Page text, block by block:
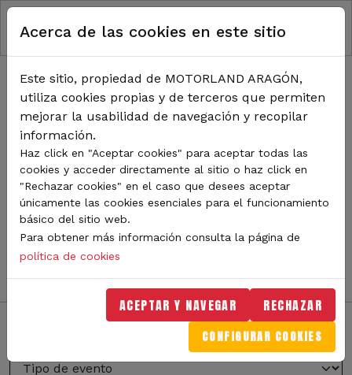
Pasar al contenido principal
RUTA DE NAVEGACIÓN
Inicio Noticias
TODA LA ACTUALIDAD DE
MOTORLAND
Sigue de cerca todas las novedades de MotorLand
Aragón. Aquí encontrarás noticias sobre eventos,
competiciones, pilotos, novedades del circuito y
mucho más. Filtra por categoría o tipo de contenido y
no te pierdas nada del mundo del motor.
Acerca de las cookies en este sitio
Este sitio, propiedad de MOTORLAND ARAGÓN,
utiliza cookies propias y de terceros que permiten
mejorar la usabilidad de navegación y recopilar
información.
Haz click en "Aceptar cookies" para aceptar todas las
cookies y acceder directamente al sitio o haz click en
"Rechazar cookies" en el caso que desees aceptar
únicamente las cookies esenciales para el funcionamiento
básico del sitio web.
Para obtener más información consulta la página de
política de cookies
ACEPTAR Y NAVEGAR RECHAZAR
CONFIGURAR COOKIES